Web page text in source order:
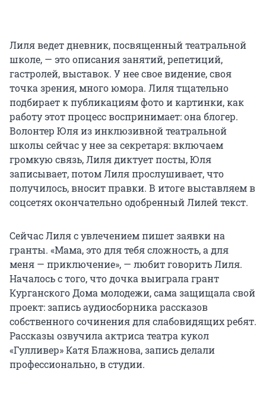
Лиля ведет дневник, посвященный театральной
школе, — это описания занятий, репетиций,
гастролей, выставок. У нее свое видение, своя
точка зрения, много юмора. Лиля тщательно
подбирает к публикациям фото и картинки, как
работу этот процесс воспринимает: она блогер.
Волонтер Юля из инклюзивной театральной
школы сейчас у нее за секретаря: включаем
громкую связь, Лиля диктует посты, Юля
записывает, потом Лиля прослушивает, что
получилось, вносит правки. В итоге выставляем в
соцсетях окончательно одобренный Лилей текст.
Сейчас Лиля с увлечением пишет заявки на
гранты. «Мама, это для тебя сложность, а для
меня — приключение», — любит говорить Лиля.
Началось с того, что дочка выиграла грант
Курганского Дома молодежи, сама защищала свой
проект: запись аудиосборника рассказов
собственного сочинения для слабовидящих ребят.
Рассказы озвучила актриса театра кукол
«Гулливер» Катя Блажнова, запись делали
профессионально, в студии.